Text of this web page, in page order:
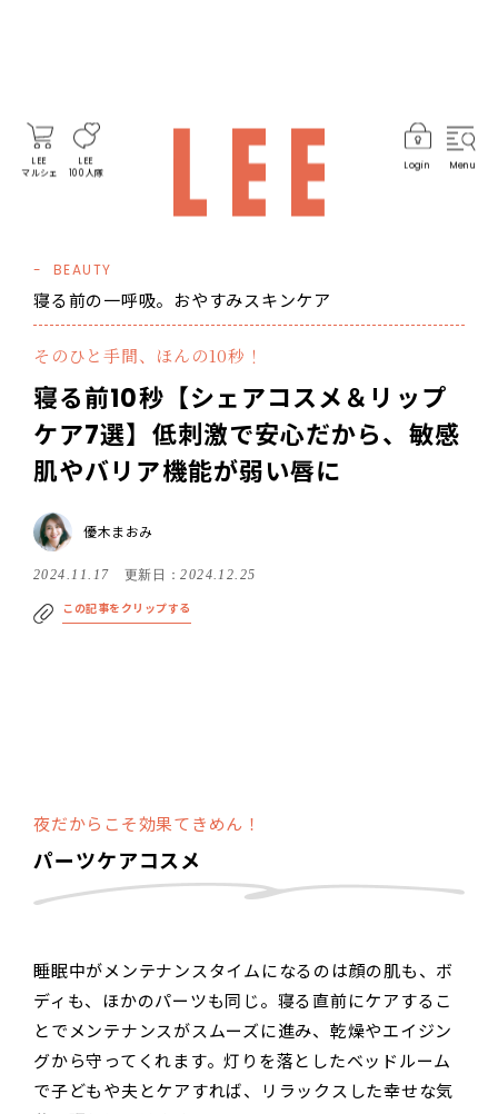
LEE
マルシェ
LEE
100人隊
Login Menu
BEAUTY
寝る前の一呼吸。おやすみスキンケア
そのひと手間、ほんの10秒！
寝る前10秒【シェアコスメ＆リップ
ケア7選】低刺激で安心だから、敏感
肌やバリア機能が弱い唇に
優木まおみ
2024.11.17 更新日：2024.12.25
この記事をクリップする
夜だからこそ効果てきめん！
パーツケアコスメ
睡眠中がメンテナンスタイムになるのは顔の肌も、ボ
ディも、ほかのパーツも同じ。寝る直前にケアするこ
とでメンテナンスがスムーズに進み、乾燥やエイジン
グから守ってくれます。灯りを落としたベッドルーム
で子どもや夫とケアすれば、リラックスした幸せな気